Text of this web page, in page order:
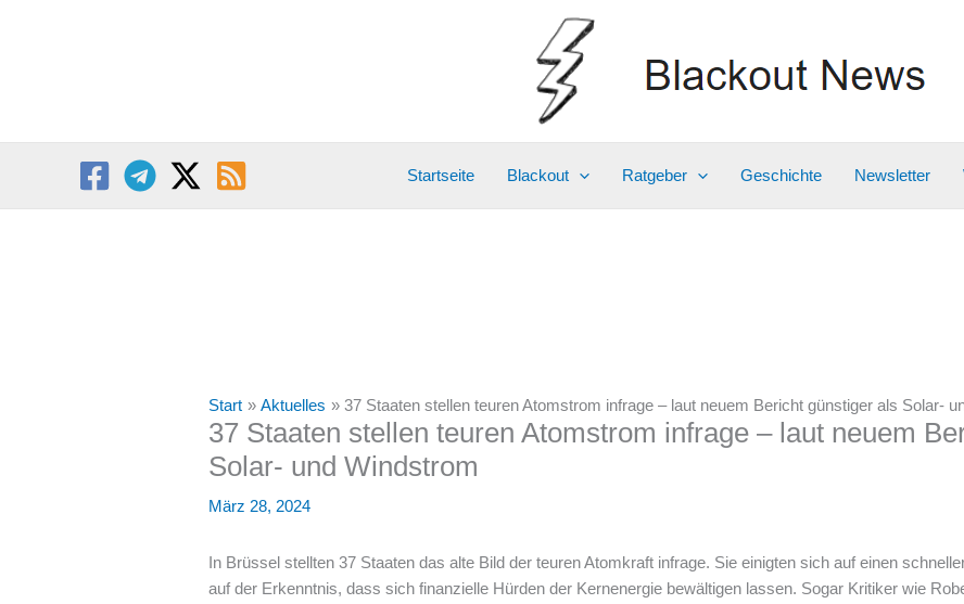
Startseite Blackout Ratgeber Geschichte Newsletter
Start Aktuelles 37 Staaten stellen teuren Atomstrom infrage – laut neuem Bericht günstiger als Solar-
37 Staaten stellen teuren Atomstrom infrage – laut neuem
Solar- und Windstrom
März 28, 2024
In Brüssel stellten 37 Staaten das alte Bild der teuren Atomkraft infrage. Sie einigten sich auf einen
auf der Erkenntnis, dass sich finanzielle Hürden der Kernenergie bewältigen lassen. Sogar Kritiker wie